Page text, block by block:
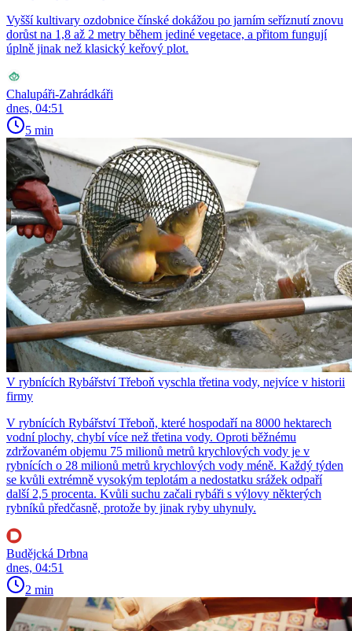
Vyšší kultivary ozdobnice čínské dokážou po jarním seříznutí znovu
dorůst na 1,8 až 2 metry během jediné vegetace, a přitom fungují
úplně jinak než klasický keřový plot.
Chalupáři-Zahrádkáři
dnes, 04:51
5 min
V rybnících Rybářství Třeboň vyschla třetina vody, nejvíce v historii
firmy
V rybnících Rybářství Třeboň, které hospodaří na 8000 hektarech
vodní plochy, chybí více než třetina vody. Oproti běžnému
zdržovaném objemu 75 milionů metrů krychlových vody je v
rybnících o 28 milionů metrů krychlových vody méně. Každý týden
se kvůli extrémně vysokým teplotám a nedostatku srážek odpaří
další 2,5 procenta. Kvůli suchu začali rybáři s výlovy některých
rybníků předčasně, protože by jinak ryby uhynuly.
Budějcká Drbna
dnes, 04:51
2 min